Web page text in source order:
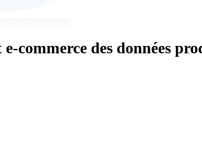
commerce des données